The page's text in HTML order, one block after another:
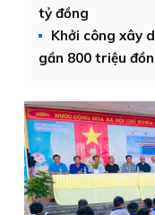
tỷ đồng
Khởi công xây
gần 800 triệu